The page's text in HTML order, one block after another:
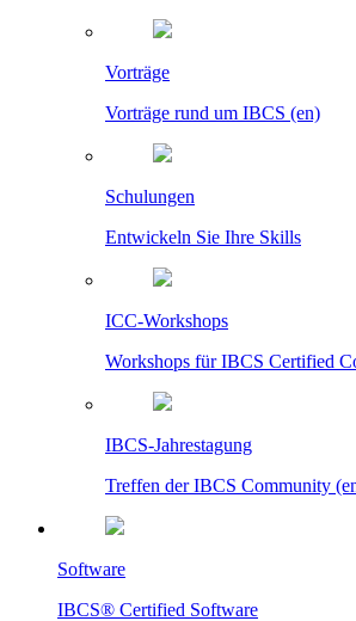
Vorträge
Vorträge rund um IBCS (en)
Schulungen
Entwickeln Sie Ihre Skills
ICC-Workshops
Workshops für IBCS Certified
IBCS-Jahrestagung
Treffen der IBCS Community
Software
IBCS® Certified Software